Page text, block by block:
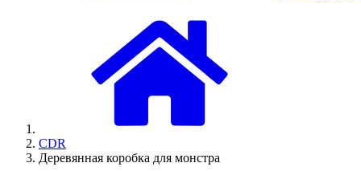
CDR
Деревянная коробка для монстра